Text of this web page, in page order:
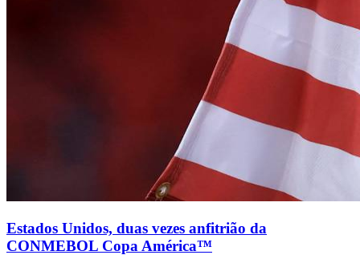
Estados Unidos, duas vezes anfitrião da
CONMEBOL Copa América™